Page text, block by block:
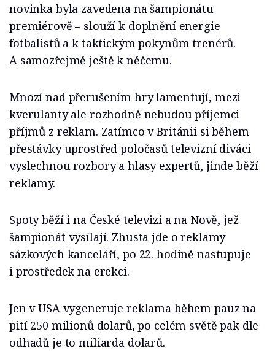
novinka byla zavedena na šampionátu
premiérově – slouží k doplnění energie
fotbalistů a k taktickým pokynům trenérů.
A samozřejmě ještě k něčemu.
Mnozí nad přerušením hry lamentují, mezi
kverulanty ale rozhodně nebudou příjemci
příjmů z reklam. Zatímco v Británii si během
přestávky uprostřed poločasů televizní diváci
vyslechnou rozbory a hlasy expertů, jinde běží
reklamy.
Spoty běží i na České televizi a na Nově, jež
šampionát vysílají. Zhusta jde o reklamy
sázkových kanceláří, po 22. hodině nastupuje
i prostředek na erekci.
Jen v USA vygeneruje reklama během pauz na
pití 250 milionů dolarů, po celém světě pak dle
odhadů je to miliarda dolarů.